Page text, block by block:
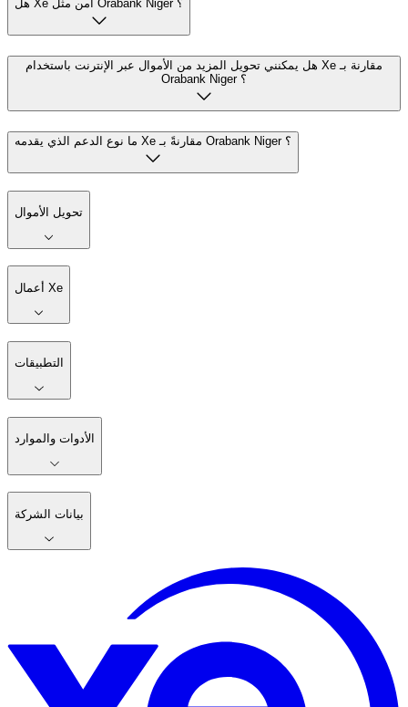
هل Xe آمن مثل Orabank Niger ؟
هل يمكنني تحويل المزيد من الأموال عبر الإنترنت باستخدام Xe مقارنة بـ
Orabank Niger ؟
ما نوع الدعم الذي يقدمه Xe مقارنةً بـ Orabank Niger ؟
تحويل الأموال
أعمال Xe
التطبيقات
الأدوات والموارد
بيانات الشركة